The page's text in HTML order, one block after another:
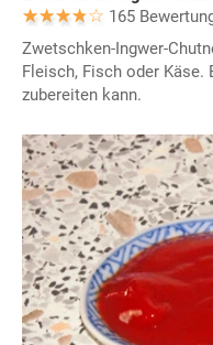
165
Zwetschken-Ingwer-
Fleisch, Fisch oder Käse.
zubereiten kann.